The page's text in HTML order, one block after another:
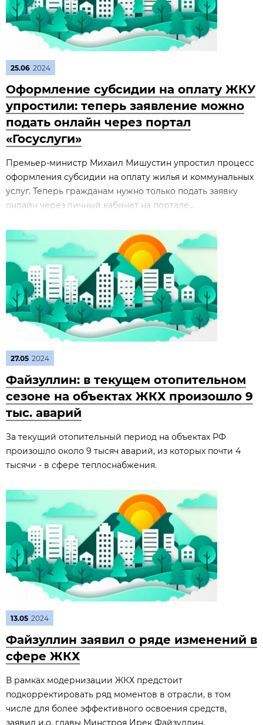
25.06 2024
Оформление субсидии на оплату ЖКУ
упростили: теперь заявление можно
подать онлайн через портал
«Госуслуги»
Премьер-министр Михаил Мишустин упростил процесс
оформления субсидии на оплату жилья и коммунальных
услуг. Теперь гражданам нужно только подать заявку
онлайн через личный кабинет на портале...
27.05 2024
Файзуллин: в текущем отопительном
сезоне на объектах ЖКХ произошло 9
тыс. аварий
За текущий отопительный период на объектах РФ
произошло около 9 тысяч аварий, из которых почти 4
тысячи - в сфере теплоснабжения.
13.05 2024
Файзуллин заявил о ряде изменений в
сфере ЖКХ
В рамках модернизации ЖКХ предстоит
подкорректировать ряд моментов в отрасли, в том
числе для более эффективного освоения средств,
заявил и.о. главы Минстроя Ирек Файзуллин.